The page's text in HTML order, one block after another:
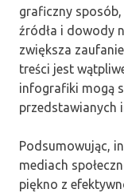
graficzny
źródła i dowody
zwiększa
treści jest
infografiki mogą
przedstawianych
Podsumowując,
mediach
piękno z